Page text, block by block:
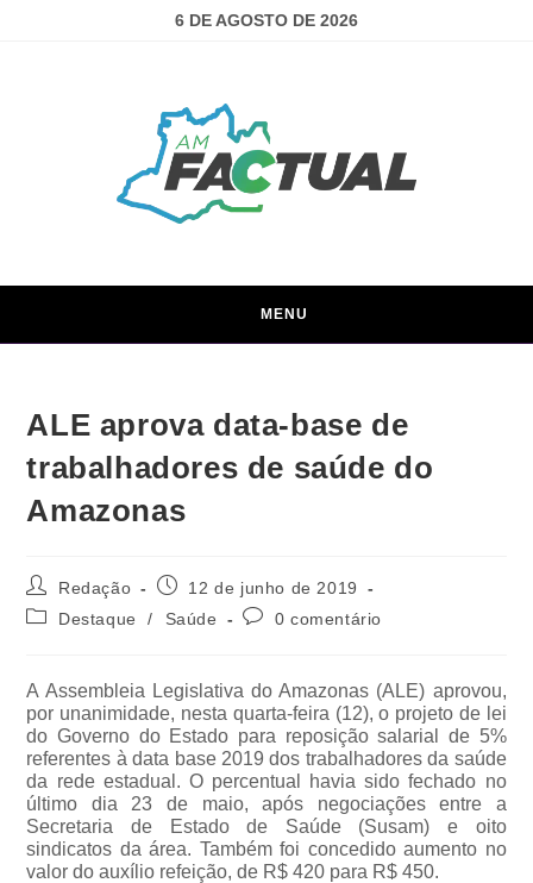
6 DE AGOSTO DE 2026
MENU
ALE aprova data-base de
trabalhadores de saúde do
Amazonas
Redação
12 de junho de 2019
Destaque
/ Saúde 0 comentário
A Assembleia Legislativa do Amazonas (ALE) aprovou,
por unanimidade, nesta quarta-feira (12), o projeto de lei
do Governo do Estado para reposição salarial de 5%
referentes à data base 2019 dos trabalhadores da saúde
da rede estadual. O percentual havia sido fechado no
último dia 23 de maio, após negociações entre a
Secretaria de Estado de Saúde (Susam) e oito
sindicatos da área. Também foi concedido aumento no
valor do auxílio refeição, de R$ 420 para R$ 450.